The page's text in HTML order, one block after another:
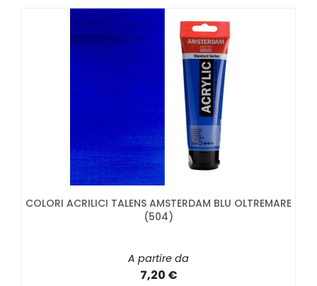
COLORI ACRILICI TALENS AMSTERDAM BLU OLTREMARE
(504)
A partire da
7,20 €